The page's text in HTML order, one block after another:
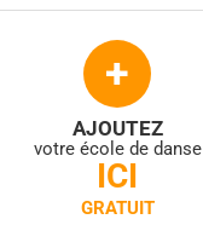
+
AJOUTEZ
votre école de danse
ICI
GRATUIT